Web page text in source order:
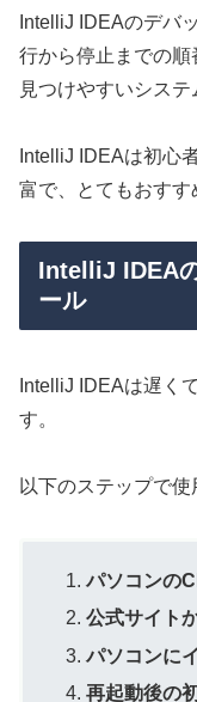
IntelliJ IDEAのデバ
行から停止までの
見つけやすいシステ
IntelliJ IDEAは初心
富で、とてもおすす
IntelliJ IDEA
ール
IntelliJ IDEAは遅く
す。
以下のステップで使
パソコンの
公式サイト
パソコンに
再起動後の